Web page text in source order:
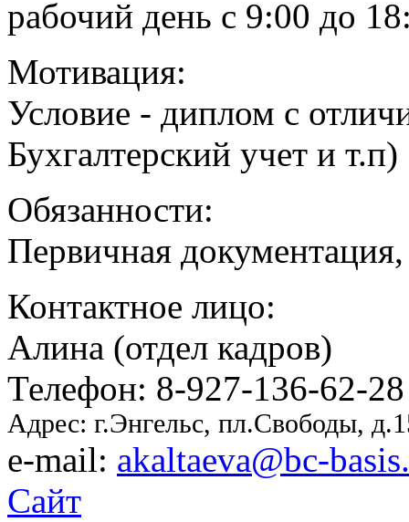
рабочий день с 9:00 до
Мотивация:
Условие - диплом с
Бухгалтерский учет и т.п)
Обязанности:
Первичная
Контактное лицо:
Алина (отдел кадров)
Телефон: 8-927-136-62-28
Адрес: г.Энгельс, пл.Свободы,
e-mail: akaltaeva@bc-
Сайт